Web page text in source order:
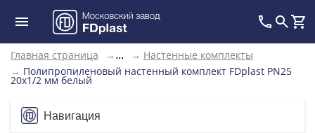
Главная страница → ... → Настенные комплекты
→ Полипропиленовый настенный комплект FDplast PN25
20х1/2 мм белый
Навигация